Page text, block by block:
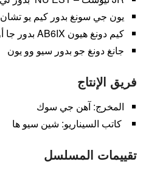
يون جي سونغ بدور كيم يو تشان
كيم دونغ هيون AB6IX بدور جا أون
جانغ دونغ جو بدور سيو وو يون
فريق الإنتاج
المخرج: آهن جي سوك
كاتب السيناريو: شين سيو ها
تقييمات المسلسل